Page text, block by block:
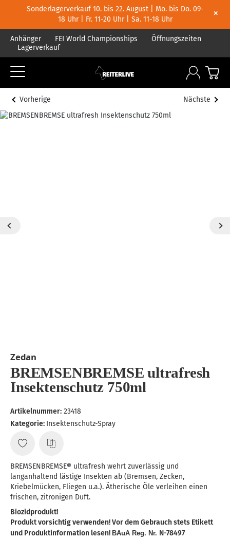
Sonderlagerverkauf 10. bis 22. August | Mo. bis Do. 09-
18 Uhr | Fr. 11-20 Uhr | Sa. 11-18 Uhr
×
Anhänger FEI World Championships
Öffnungszeiten
Lagerverkauf
Vorherige Nächste
Zedan
BREMSENBREMSE ultrafresh
Insektenschutz 750ml
Artikelnummer: 23418
Kategorie: Insektenschutz-Spray
BREMSENBREMSE® ultrafresh wehrt zuverlässig und
langanhaltend lästige Insekten ab (Bremsen, Zecken,
Kriebelmücken, Fliegen u.a.). Ätherische Öle verleihen einen
frischen, zitronigen Duft.
Biozidprodukt!
Produkt vorsichtig verwenden! Vor dem Gebrauch stets Etikett
und Produktinformation lesen! BAuA Reg. Nr. N-78497